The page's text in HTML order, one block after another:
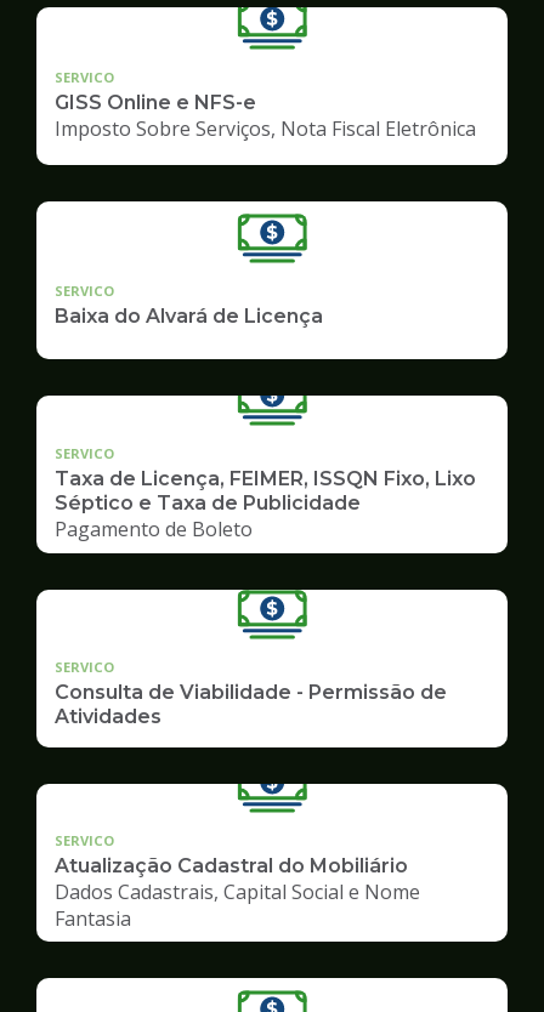
SERVICO
GISS Online e NFS-e
Imposto Sobre Serviços, Nota Fiscal Eletrônica
SERVICO
Baixa do Alvará de Licença
SERVICO
Taxa de Licença, FEIMER, ISSQN Fixo, Lixo
Séptico e Taxa de Publicidade
Pagamento de Boleto
SERVICO
Consulta de Viabilidade - Permissão de
Atividades
SERVICO
Atualização Cadastral do Mobiliário
Dados Cadastrais, Capital Social e Nome
Fantasia